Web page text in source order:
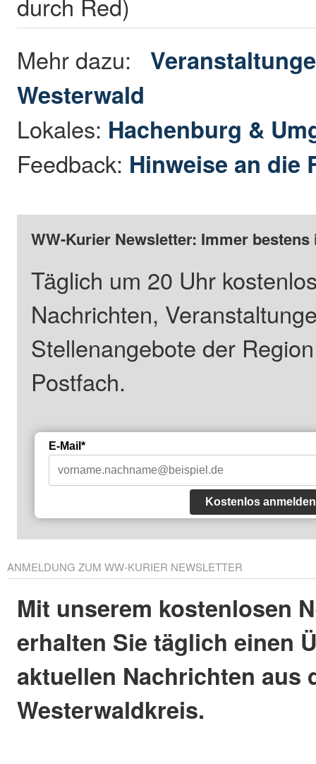
Mehr dazu:
Westerwald
Lokales: Hachenburg &
Feedback: Hinweise an die
WW-Kurier Newsletter: Immer
Täglich um 20 Uhr
Nachrichten,
Stellenangebote der
Postfach.
E-Mail*
Kostenlos anmelden
ANMELDUNG ZUM WW-KURIER NEWSLETTER
Mit unserem kostenlosen
erhalten Sie täglich einen
aktuellen Nachrichten aus
Westerwaldkreis.